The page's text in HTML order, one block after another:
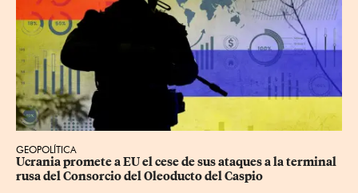
GEOPOLÍTICA
Ucrania promete a EU el cese de sus ataques a la terminal
rusa del Consorcio del Oleoducto del Caspio